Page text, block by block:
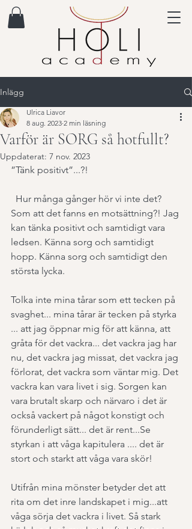
Inlägg
Varför är SORG så hotfullt?
Ulrica Liavor
8 aug. 2023 2 min läsning
Uppdaterat: 7 nov. 2023
”Tänk positivt”...?!
Som att det fanns en motsättning?! Jag
kan tänka positivt och samtidigt vara
ledsen. Känna sorg och samtidigt
hopp. Känna sorg och samtidigt den
största lycka.
Tolka inte mina tårar som ett tecken på
svaghet... mina tårar är tecken på styrka
... att jag öppnar mig för att känna, att
gråta för det vackra... det vackra jag har
nu, det vackra jag missat, det vackra jag
förlorat, det vackra som väntar mig. Det
vackra kan vara livet i sig. Sorgen kan
vara brutalt skarp och närvaro i det är
också vackert på något konstigt och
förunderligt sätt... det är rent...Se
styrkan i att våga kapitulera .... det är
stort och starkt att våga vara skör!
Utifrån mina mönster betyder det att
rita om det inre landskapet i mig...att
våga sörja det vackra i livet. Så stark